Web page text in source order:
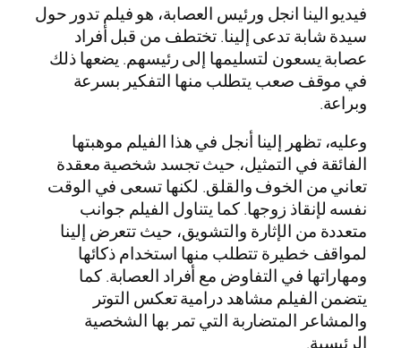
فيديو الينا انجل ورئيس العصابة، هو فيلم تدور حول
سيدة شابة تدعى إلينا. تختطف من قبل أفراد
عصابة يسعون لتسليمها إلى رئيسهم. يضعها ذلك
في موقف صعب يتطلب منها التفكير بسرعة
وبراعة.
وعليه، تظهر إلينا أنجل في هذا الفيلم موهبتها
الفائقة في التمثيل، حيث تجسد شخصية معقدة
تعاني من الخوف والقلق. لكنها تسعى في الوقت
نفسه لإنقاذ زوجها. كما يتناول الفيلم جوانب
متعددة من الإثارة والتشويق، حيث تتعرض إلينا
لمواقف خطيرة تتطلب منها استخدام ذكائها
ومهاراتها في التفاوض مع أفراد العصابة. كما
يتضمن الفيلم مشاهد درامية تعكس التوتر
والمشاعر المتضاربة التي تمر بها الشخصية
الرئيسية.